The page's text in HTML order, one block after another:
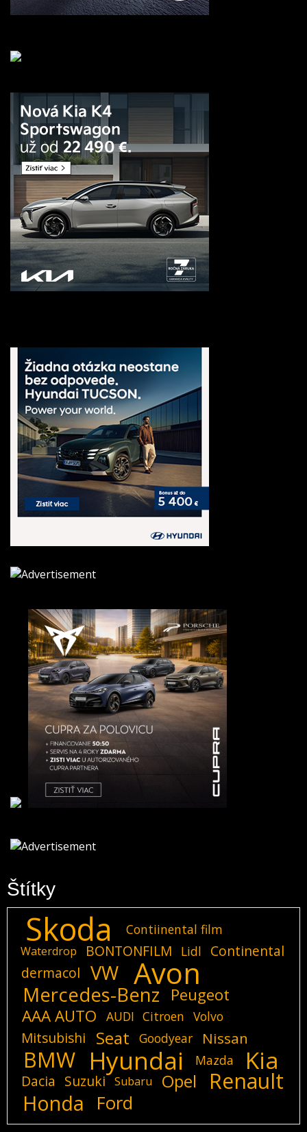
Štítky
Skoda Contiinental film
Waterdrop BONTONFILM Lidl
Continental
dermacol
VW Avon
Mercedes-Benz
Peugeot
AAA AUTO
AUDI Citroen Volvo
Mitsubishi Seat Goodyear Nissan
BMW Hyundai Mazda Kia
Dacia Suzuki Subaru Opel Renault
Honda Ford